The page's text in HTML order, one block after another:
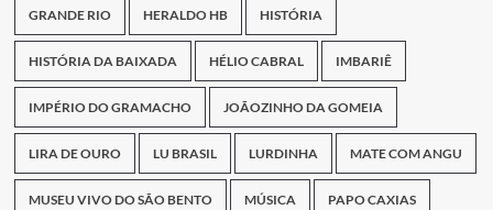
GRANDE RIO HERALDO HB HISTÓRIA
HISTÓRIA DA BAIXADA HÉLIO CABRAL IMBARIÊ
IMPÉRIO DO GRAMACHO JOÃOZINHO DA GOMEIA
LIRA DE OURO LU BRASIL LURDINHA MATE COM ANGU
MUSEU VIVO DO SÃO BENTO MÚSICA PAPO CAXIAS